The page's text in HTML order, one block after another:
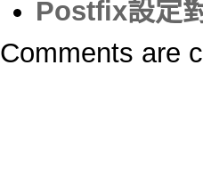
Postfix設定
Comments are